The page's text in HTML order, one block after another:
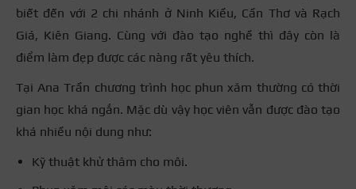
biết đến với 2 chi nhánh ở Ninh Kiều, Cần Thơ và Rạch
Giá, Kiên Giang. Cùng với đào tạo nghề thì đây còn là
điểm làm đẹp được các nàng rất yêu thích.
Tại Ana Trần chương trình học phun xăm thường có thời
gian học khá ngắn. Mặc dù vậy học viên vẫn được đào tạo
khá nhiều nội dung như:
Kỹ thuật khử thâm cho môi.